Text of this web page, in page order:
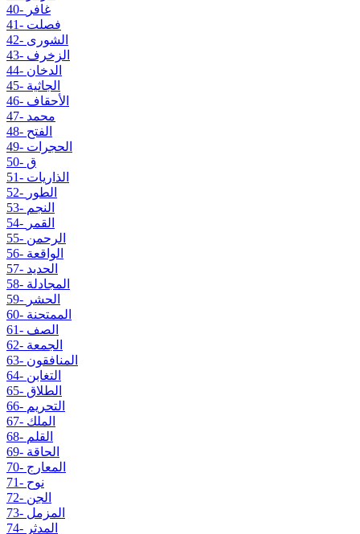
40- غافر
41- فصلت
42- الشورى
43- الزخرف
44- الدخان
45- الجاثية
46- الأحقاف
47- محمد
48- الفتح
49- الحجرات
50- ق
51- الذاريات
52- الطور
53- النجم
54- القمر
55- الرحمن
56- الواقعة
57- الحديد
58- المجادلة
59- الحشر
60- الممتحنة
61- الصف
62- الجمعة
63- المنافقون
64- التغابن
65- الطلاق
66- التحريم
67- الملك
68- القلم
69- الحاقة
70- المعارج
71- نوح
72- الجن
73- المزمل
74- المدثر